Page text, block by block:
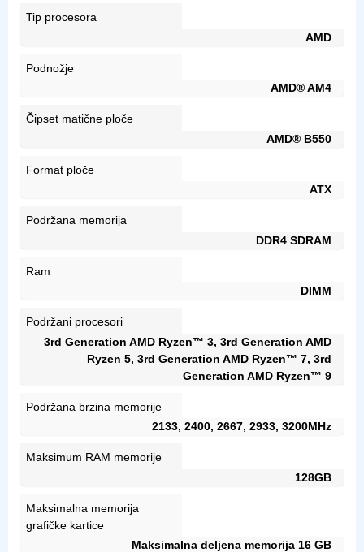
Tip procesora
AMD
Podnožje
AMD® AM4
Čipset matične ploče
AMD® B550
Format ploče
ATX
Podržana memorija
DDR4 SDRAM
Ram
DIMM
Podržani procesori
3rd Generation AMD Ryzen™ 3, 3rd Generation AMD
Ryzen 5, 3rd Generation AMD Ryzen™ 7, 3rd
Generation AMD Ryzen™ 9
Podržana brzina memorije
2133, 2400, 2667, 2933, 3200MHz
Maksimum RAM memorije
128GB
Maksimalna memorija
grafičke kartice
Maksimalna deljena memorija 16 GB